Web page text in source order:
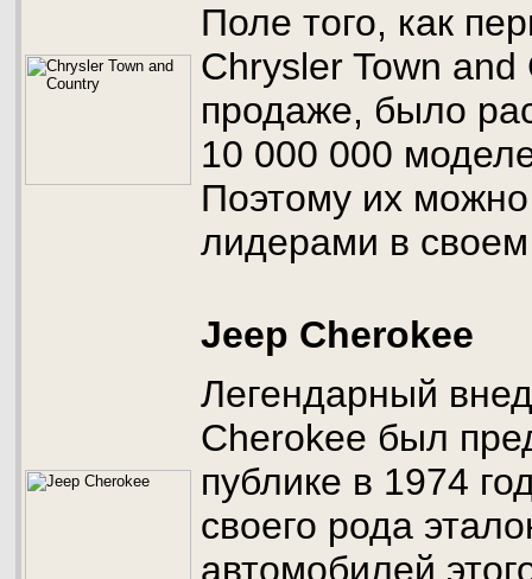
Поле того, как
Chrysler Town
продаже, было
10 000 000
Поэтому их
лидерами в
Jeep Cherokee
Легендарный
Cherokee был
публике в 1974
своего рода
автомобилей